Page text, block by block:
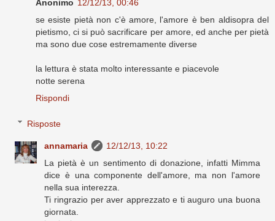
Anonimo 12/12/13, 00:46
se esiste pietà non c'è amore, l'amore è ben aldisopra del
pietismo, ci si può sacrificare per amore, ed anche per pietà
ma sono due cose estremamente diverse
la lettura è stata molto interessante e piacevole
notte serena
Rispondi
Risposte
annamaria
12/12/13, 10:22
La pietà è un sentimento di donazione, infatti Mimma
dice è una componente dell'amore, ma non l'amore
nella sua interezza.
Ti ringrazio per aver apprezzato e ti auguro una buona
giornata.